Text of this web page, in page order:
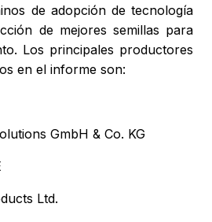
de adopción de tecnología
de mejores semillas para
Los principales productores
en el informe son:
GmbH & Co. KG
Ltd.